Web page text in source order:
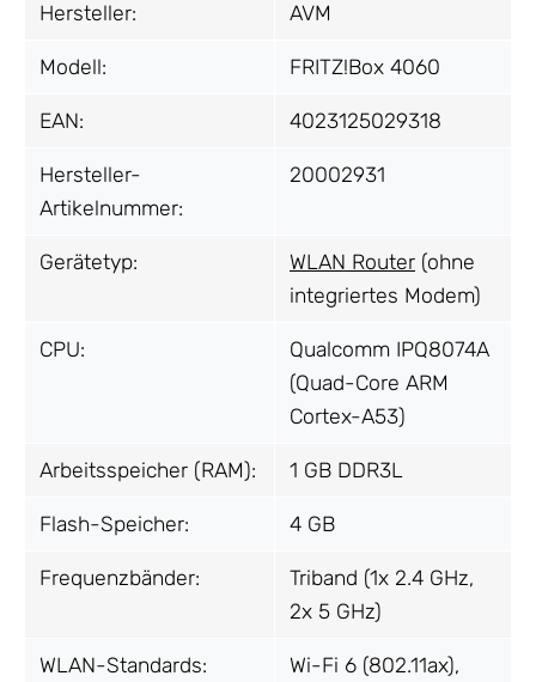
Hersteller: AVM
Modell: FRITZ!Box 4060
EAN: 4023125029318
Hersteller-
Artikelnummer:
20002931
Gerätetyp: WLAN Router (ohne
integriertes Modem)
CPU:
Qualcomm IPQ8074A
(Quad-Core ARM
Cortex-A53)
Arbeitsspeicher (RAM): 1 GB DDR3L
Flash-Speicher: 4 GB
Frequenzbänder:
Triband (1x 2.4 GHz,
2x 5 GHz)
WLAN-Standards:
Wi-Fi 6 (802.11ax),